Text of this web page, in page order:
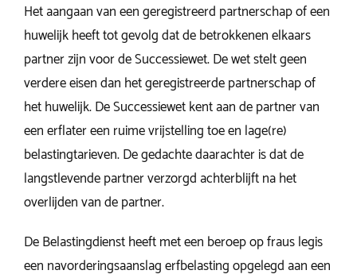
Het aangaan van een geregistreerd partnerschap of een
huwelijk heeft tot gevolg dat de betrokkenen elkaars
partner zijn voor de Successiewet. De wet stelt geen
verdere eisen dan het geregistreerde partnerschap of
het huwelijk. De Successiewet kent aan de partner van
een erflater een ruime vrijstelling toe en lage(re)
belastingtarieven. De gedachte daarachter is dat de
langstlevende partner verzorgd achterblijft na het
overlijden van de partner.
De Belastingdienst heeft met een beroep op fraus legis
een navorderingsaanslag erfbelasting opgelegd aan een